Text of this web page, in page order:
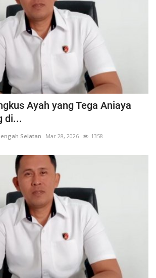
Ayah yang Tega Aniaya
di...
Selatan Mar 28, 2026 1358